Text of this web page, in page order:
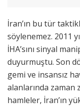
İran’ın bu tür
söylenemez. 2011
İHA’sını sinyal
duyurmuştu. Son
gemi ve insansız
alanlarında zaman
hamleler, İran’ın